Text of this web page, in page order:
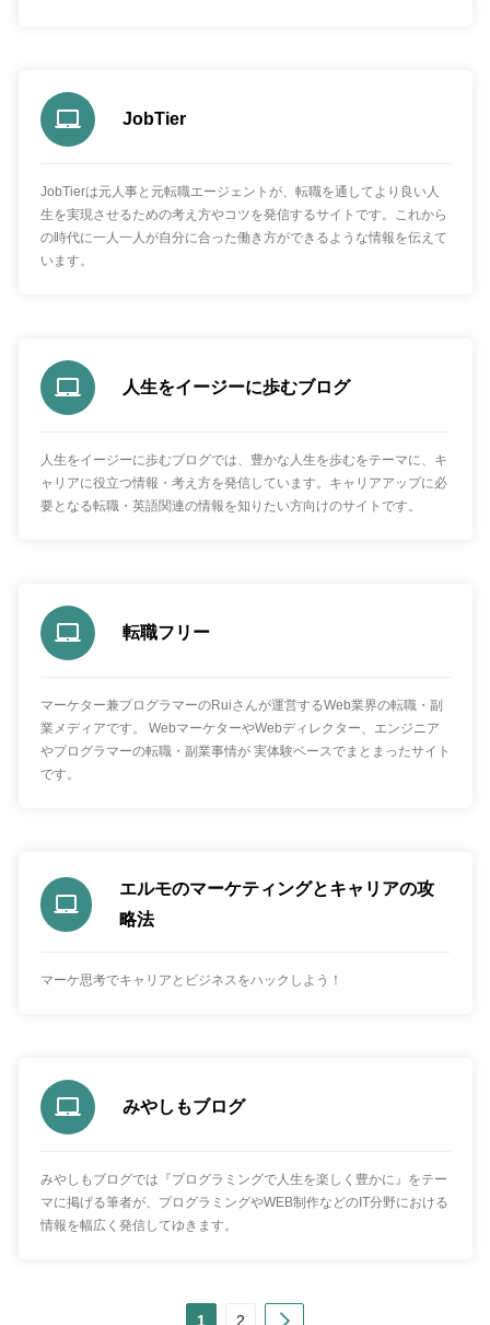
JobTier
JobTierは元人事と元転職エージェントが、転職を通してより良い人
生を実現させるための考え方やコツを発信するサイトです。これから
の時代に一人一人が自分に合った働き方ができるような情報を伝えて
います。
人生をイージーに歩むブログ
人生をイージーに歩むブログでは、豊かな人生を歩むをテーマに、キ
ャリアに役立つ情報・考え方を発信しています。キャリアアップに必
要となる転職・英語関連の情報を知りたい方向けのサイトです。
転職フリー
マーケター兼プログラマーのRuiさんが運営するWeb業界の転職・副
業メディアです。 WebマーケターやWebディレクター、エンジニア
やプログラマーの転職・副業事情が 実体験ベースでまとまったサイト
です。
エルモのマーケティングとキャリアの攻
略法
マーケ思考でキャリアとビジネスをハックしよう！
みやしもブログ
みやしもブログでは『プログラミングで人生を楽しく豊かに』をテー
マに掲げる筆者が、プログラミングやWEB制作などのIT分野における
情報を幅広く発信してゆきます。
1 2